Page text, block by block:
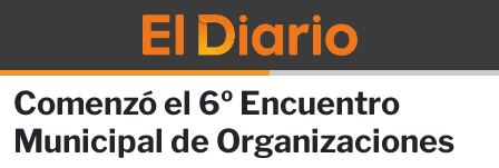
Comenzó el 6º Encuentro
Municipal de Organizaciones